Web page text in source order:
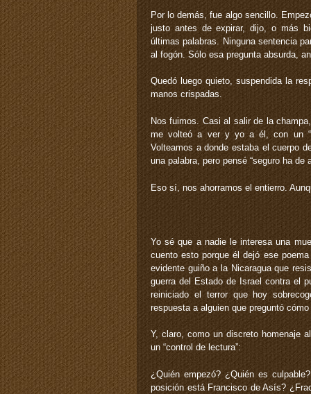
Por lo demás, fue algo sencillo.
justo antes de expirar, dijo, o más
últimas palabras. Ninguna sentencia
al fogón. Sólo esa pregunta absurda,
Quedó luego quieto, suspendida la
manos crispadas.
Nos fuimos. Casi al salir de la
me volteó a ver y yo a él, con un “
Volteamos a donde estaba el cuerpo
una palabra, pero pensé “seguro ha de
Eso sí, nos ahorramos el entierro.
Yo sé que a nadie le interesa una
cuento esto porque él dejó ese
evidente guiño a la Nicaragua que
guerra del Estado de Israel contra el
reiniciado el terror que hoy
respuesta a alguien que preguntó
Y, claro, como un discreto homenaje
un “control de lectura”:
¿Quién empezó? ¿Quién es
posición está Francisco de Asís?